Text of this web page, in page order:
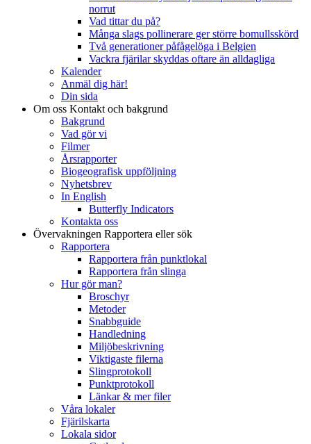
norrut
Vad tittar du på?
Många slags pollinerare ger större bomullsskörd
Två generationer påfågelöga i Belgien
Vackra fjärilar skyddas oftare än alldagliga
Kalender
Anmäl dig här!
Din sida
Om oss Kontakt och bakgrund
Bakgrund
Vad gör vi
Filmer
Årsrapporter
Biogeografisk uppföljning
Nyhetsbrev
In English
Butterfly Indicators
Kontakta oss
Övervakningen Rapportera eller sök
Rapportera
Rapportera från punktlokal
Rapportera från slinga
Hur gör man?
Broschyr
Metoder
Snabbguide
Handledning
Miljöbeskrivning
Viktigaste filerna
Slingprotokoll
Punktprotokoll
Länkar & mer filer
Våra lokaler
Fjärilskarta
Lokala sidor